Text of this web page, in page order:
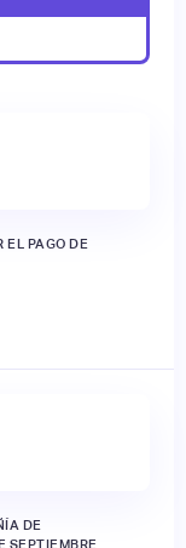
EL PAGO DE
DE
SEPTIEMBRE